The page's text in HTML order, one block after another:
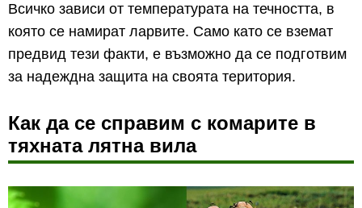
Всичко зависи от температурата на течността, в
която се намират ларвите. Само като се вземат
предвид тези факти, е възможно да се подготвим
за надеждна защита на своята територия.
Как да се справим с комарите в
тяхната лятна вила